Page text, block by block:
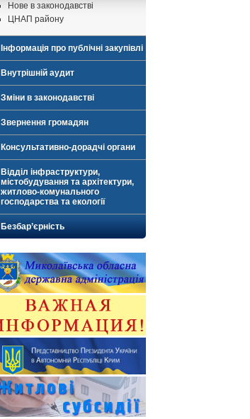
Нове в законодавстві
ЦНАП району
Інформація про публічні закупівлі
Внутрішній аудит
Зміни в законодавстві
Звернення громадян
Консультативно-дорадчі органи
Відділ інфраструктури,
містобудування та архітектури,
житлово-комунального
господарства та екології
Безбар’єрність